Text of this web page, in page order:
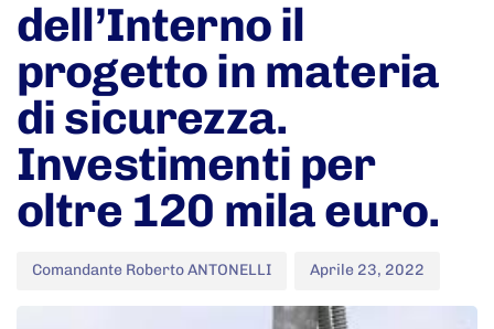
dell’Interno il
progetto in materia
di sicurezza.
Investimenti per
oltre 120 mila euro.
Comandante Roberto ANTONELLI Aprile 23, 2022